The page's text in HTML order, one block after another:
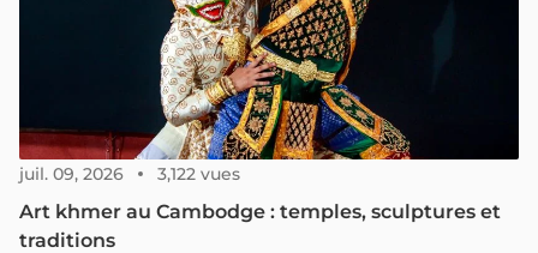
juil. 09, 2026 3,122 vues
Art khmer au Cambodge : temples, sculptures et
traditions